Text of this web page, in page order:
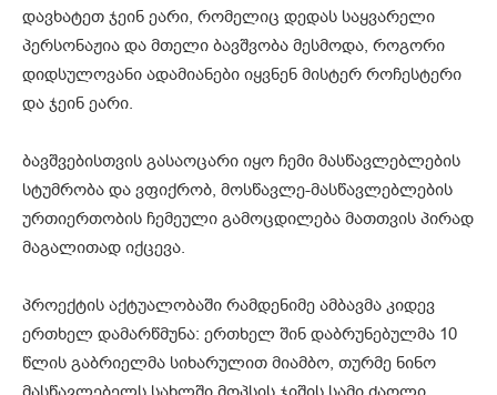
დავხატეთ ჯეინ ეარი, რომელიც დედას საყვარელი
პერსონაჟია და მთელი ბავშვობა მესმოდა, როგორი
დიდსულოვანი ადამიანები იყვნენ მისტერ როჩესტერი
და ჯეინ ეარი.
ბავშვებისთვის გასაოცარი იყო ჩემი მასწავლებლების
სტუმრობა და ვფიქრობ, მოსწავლე-მასწავლებლების
ურთიერთობის ჩემეული გამოცდილება მათთვის პირად
მაგალითად იქცევა.
პროექტის აქტუალობაში რამდენიმე ამბავმა კიდევ
ერთხელ დამარწმუნა: ერთხელ შინ დაბრუნებულმა 10
წლის გაბრიელმა სიხარულით მიამბო, თურმე ნინო